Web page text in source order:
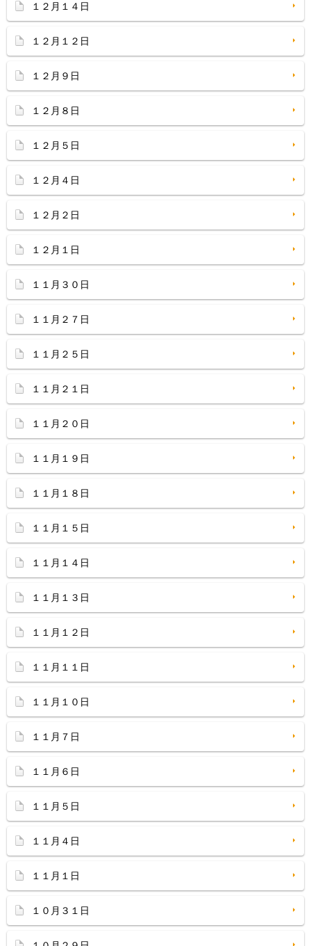
１２月１４日
１２月１２日
１２月９日
１２月８日
１２月５日
１２月４日
１２月２日
１２月１日
１１月３０日
１１月２７日
１１月２５日
１１月２１日
１１月２０日
１１月１９日
１１月１８日
１１月１５日
１１月１４日
１１月１３日
１１月１２日
１１月１１日
１１月１０日
１１月７日
１１月６日
１１月５日
１１月４日
１１月１日
１０月３１日